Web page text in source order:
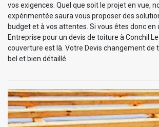
vos exigences. Quel que soit le projet en vue,
expérimentée saura vous proposer des
budget et à vos attentes. Si vous êtes donc en
Entreprise pour un devis de toiture à Conchil
couverture est là. Votre Devis changement de
bel et bien détaillé.